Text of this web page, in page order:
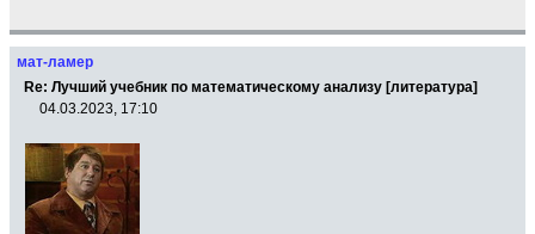
мат-ламер
Re: Лучший учебник по математическому анализу [литература]
04.03.2023, 17:10